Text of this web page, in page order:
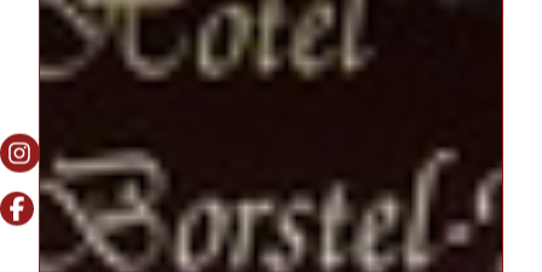
Zimmer & Angebote
Veranstaltungen